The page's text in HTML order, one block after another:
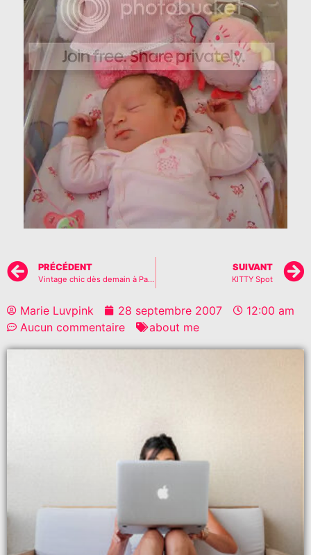
PRÉCÉDENT
Vintage chic dès demain à Paris
SUIVANT
KITTY Spot
Marie Luvpink 28 septembre 2007
12:00 am
Aucun commentaire
about me